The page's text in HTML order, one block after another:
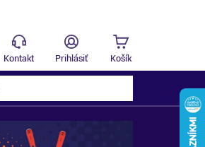
Kontakt Prihlásiť Košík